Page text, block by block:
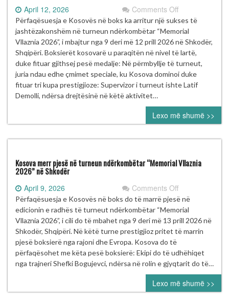
17
maj
2026
në
Prishtinë
April 12, 2026 Comments Offon
Kosova
shkëlqen
në
“Memorial
Vllaznia
2026”
në
Përfaqësuesja e Kosovës në boks ka arritur një sukses të
jashtëzakonshëm në turneun ndërkombëtar “Memorial
Vllaznia 2026”, i mbajtur nga 9 deri më 12 prill 2026 në Shkodër,
Shqipëri. Boksierët kosovarë u paraqitën në nivel të lartë,
duke fituar gjithsej pesë medalje: Në përmbyllje të turneut,
juria ndau edhe çmimet speciale, ku Kosova dominoi duke
fituar tri kupa prestigjioze: Supervizor i turneut ishte Latif
Demolli, ndërsa drejtësinë në këtë aktivitet…
Lexo më shumë >>
Kosova merr pjesë në turneun ndërkombëtar “Memorial Vllaznia
2026” në Shkodër
April 9, 2026 Comments Offon
Kosova
merr
pjesë
në
ndërkombëtar
“Memorial
Vllaznia
2026”
në
Përfaqësuesja e Kosovës në boks do të marrë pjesë në
edicionin e radhës të turneut ndërkombëtar “Memorial
Vllaznia 2026”, i cili do të mbahet nga 9 deri më 13 prill 2026 në
Shkodër, Shqipëri. Në këtë turne prestigjioz pritet të marrin
pjesë boksierë nga rajoni dhe Evropa. Kosova do të
përfaqësohet me këta pesë boksierë: Ekipi do të udhëhiqet
nga trajneri Shefki Bogujevci, ndërsa në rolin e gjyqtarit do të…
Lexo më shumë >>